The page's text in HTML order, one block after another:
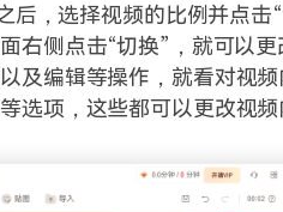
，选择视频的比例并点击“
右侧点击“切换”，就可以更
及编辑等操作，就看对视
选项，这些都可以更改视频